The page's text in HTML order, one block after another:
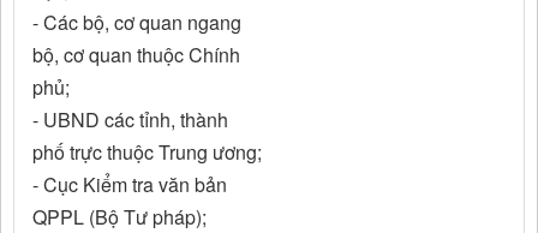
- Các bộ, cơ quan ngang
bộ, cơ quan thuộc Chính
phủ;
- UBND các tỉnh, thành
phố trực thuộc Trung ương;
- Cục Kiểm tra văn bản
QPPL (Bộ Tư pháp);